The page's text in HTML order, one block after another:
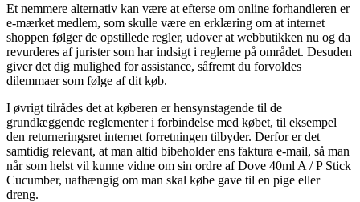
Et nemmere alternativ kan være at efterse om online forhandleren er
e-mærket medlem, som skulle være en erklæring om at internet
shoppen følger de opstillede regler, udover at webbutikken nu og da
revurderes af jurister som har indsigt i reglerne på området. Desuden
giver det dig mulighed for assistance, såfremt du forvoldes
dilemmaer som følge af dit køb.
I øvrigt tilrådes det at køberen er hensynstagende til de
grundlæggende reglementer i forbindelse med købet, til eksempel
den returneringsret internet forretningen tilbyder. Derfor er det
samtidig relevant, at man altid bibeholder ens faktura e-mail, så man
når som helst vil kunne vidne om sin ordre af Dove 40ml A / P Stick
Cucumber, uafhængig om man skal købe gave til en pige eller
dreng.